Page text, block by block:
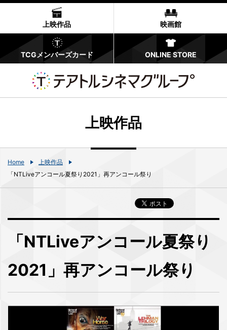
上映作品 映画館
TCGメンバーズカード ONLINE STORE
上映作品
Home
上映作品
「NTLiveアンコール夏祭り2021」再アンコール祭り
「NTLiveアンコール夏祭り
2021」再アンコール祭り